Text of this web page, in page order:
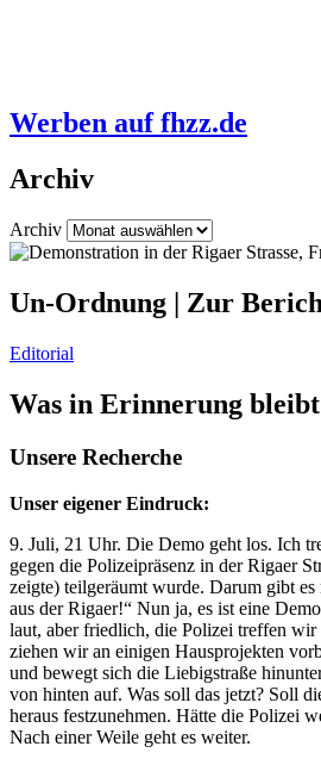
Werben auf fhzz.de
Archiv
Archiv
Un-Ordnung | Zur
Editorial
Was in Erinnerung
Unsere Recherche
Unser eigener Eindruck:
9. Juli, 21 Uhr. Die Demo geht los. Ich
gegen die Polizeipräsenz in der Rigaer
zeigte) teilgeräumt wurde. Darum gibt
aus der Rigaer!“ Nun ja, es ist eine
laut, aber friedlich, die Polizei treffen wir
ziehen wir an einigen Hausprojekten
und bewegt sich die Liebigstraße
von hinten auf. Was soll das jetzt? Soll
heraus festzunehmen. Hätte die Polizei
Nach einer Weile geht es weiter.